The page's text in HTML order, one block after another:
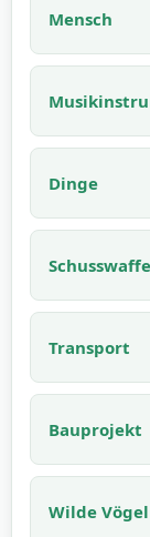
Mensch
Dinge
Transport
Bauprojekt
Wilde Vögel